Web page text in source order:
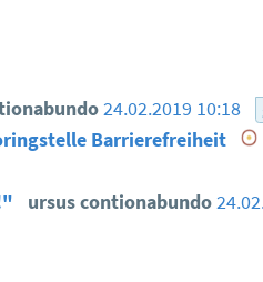
24.02.2019 10:18
Barrierefreiheit
ursus contionabundo